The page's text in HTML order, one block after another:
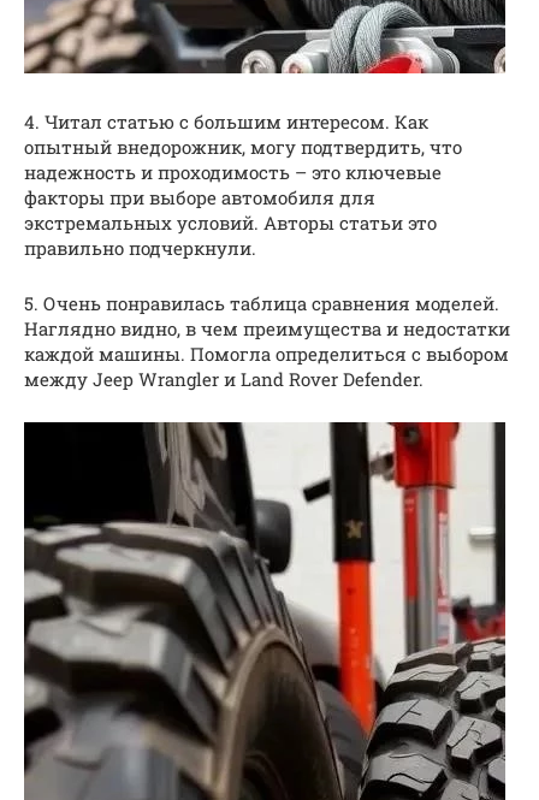
4. Читал статью с большим интересом. Как
опытный внедорожник, могу подтвердить, что
надежность и проходимость – это ключевые
факторы при выборе автомобиля для
экстремальных условий. Авторы статьи это
правильно подчеркнули.
5. Очень понравилась таблица сравнения моделей.
Наглядно видно, в чем преимущества и недостатки
каждой машины. Помогла определиться с выбором
между Jeep Wrangler и Land Rover Defender.